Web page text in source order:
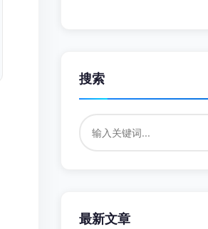
搜索
最新文章